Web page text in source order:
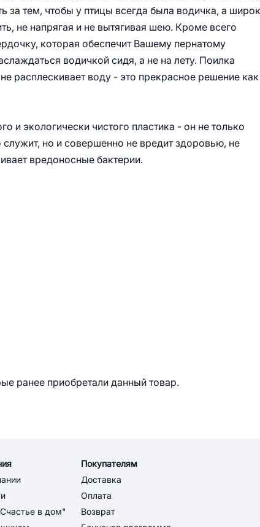
за тем, чтобы у птицы всегда была водичка, а
не напрягая и не вытягивая шею. Кроме всего
которая обеспечит Вашему пернатому
водичкой сидя, а не на лету. Поилка
расплескивает воду - это прекрасное решение как
и экологически чистого пластика - он не только
но и совершенно не вредит здоровью, не
вредоносные бактерии.
ранее приобретали данный товар.
в дом"
Покупателям
Доставка
Оплата
Возврат